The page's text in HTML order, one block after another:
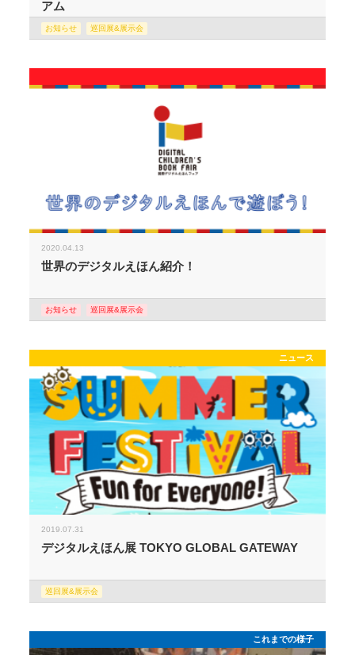
アム
お知らせ 巡回展&展示会
2020.04.13
世界のデジタルえほん紹介！
お知らせ 巡回展&展示会
ニュース
2019.07.31
デジタルえほん展 TOKYO GLOBAL GATEWAY
巡回展&展示会
これまでの様子